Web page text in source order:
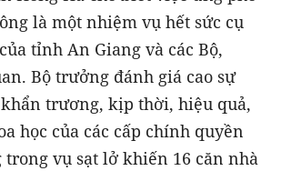
là một nhiệm vụ hết sức cụ
tỉnh An Giang và các Bộ,
Bộ trưởng đánh giá cao sự
trương, kịp thời, hiệu quả,
học của các cấp chính quyền
vụ sạt lở khiến 16 căn nhà